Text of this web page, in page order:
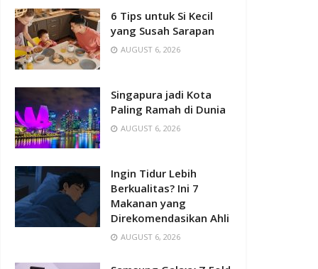
6 Tips untuk Si Kecil
yang Susah Sarapan
AUGUST 6, 2026
Singapura jadi Kota
Paling Ramah di Dunia
AUGUST 6, 2026
Ingin Tidur Lebih
Berkualitas? Ini 7
Makanan yang
Direkomendasikan Ahli
AUGUST 6, 2026